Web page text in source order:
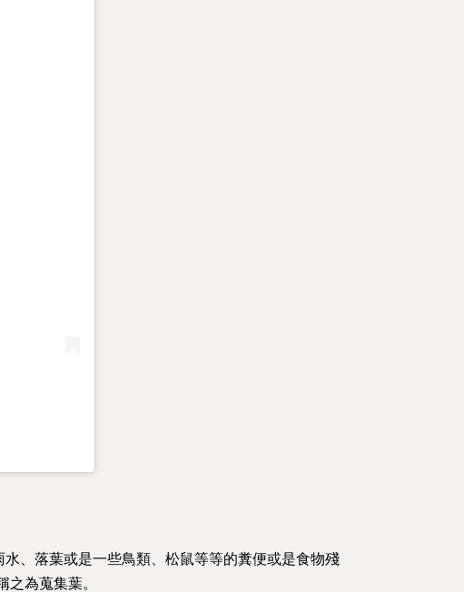
、落葉或是一些鳥類、松鼠等等的糞便或是食物殘
為蒐集葉。